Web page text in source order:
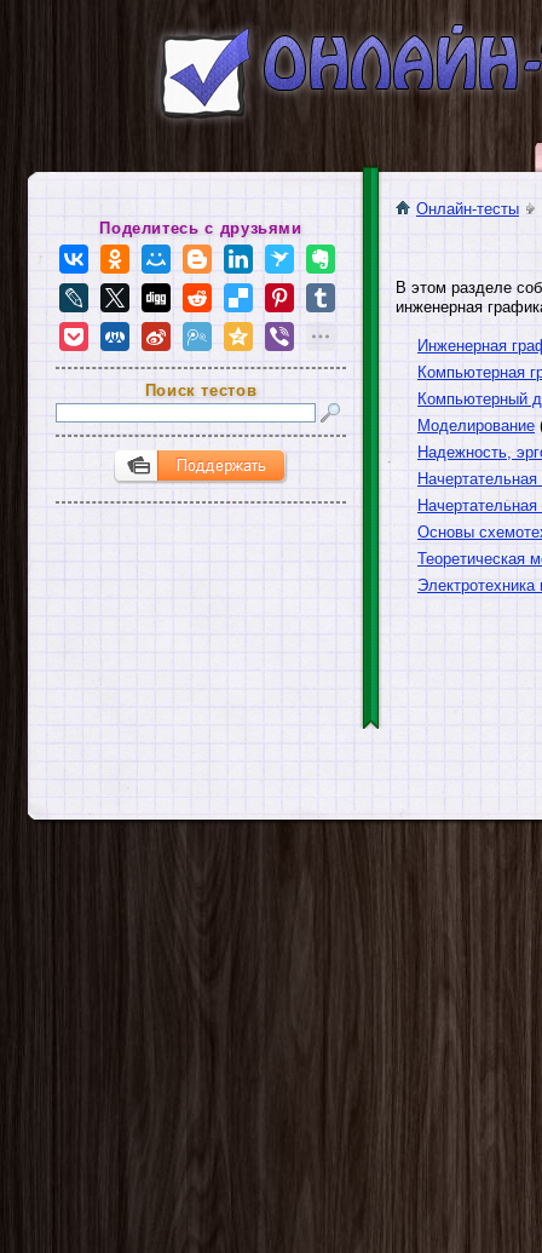
Онлайн-тесты
В этом разделе
инженерная
Инженерная
Компьютерная
Компьютерный
Моделирование
Надежность,
Начертательная
Основы
Теоретическая
Электротехника
Поделитесь с друзьями
Поиск тестов